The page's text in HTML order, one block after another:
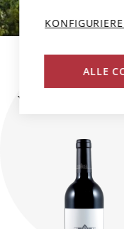
WEINE
ALLE